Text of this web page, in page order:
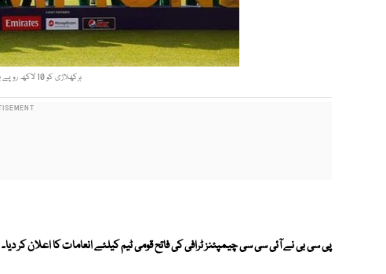
ہرکھلاڑی کو 10 لاکھ روپے بونس دیا جائے گا،فوٹو:فائل
پی سی بی نے آئی سی سی چیمپئنز ٹرافی کی فاتح قومی ٹیم کیلئے انعامات کا اعلان کر دیا۔